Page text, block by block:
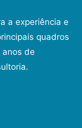
a experiência e
quadros
de